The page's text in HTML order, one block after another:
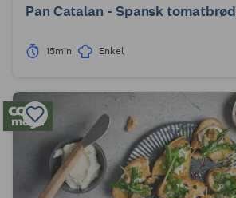
Pan Catalan - Spansk tomatbrød
15min Enkel